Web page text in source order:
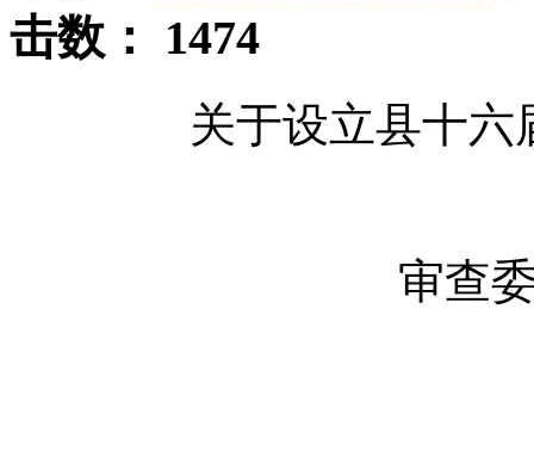
击数： 1474
关于设立县十六
审查